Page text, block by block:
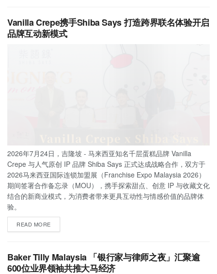
Vanilla Crepe携手Shiba Says 打造跨界联名体验开启
品牌互动新模式
2026年7月24日，吉隆坡 - 马来西亚知名千层蛋糕品牌 Vanilla
Crepe 与人气原创 IP 品牌 Shiba Says 正式达成战略合作，双方于
2026马来西亚国际连锁加盟展（Franchise Expo Malaysia 2026）
期间签署合作备忘录（MOU），携手探索甜点、创意 IP 与收藏文化
结合的新商业模式，为消费者带来更具互动性与情感价值的品牌体
验。
READ MORE
Baker Tilly Malaysia 「银行家与律师之夜」汇聚逾
600位业界领袖共推大马经济